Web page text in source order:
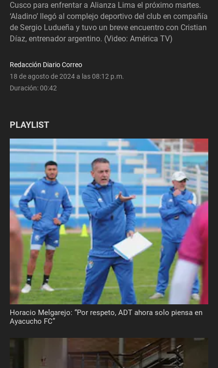
Cusco para enfrentar a Alianza Lima el próximo martes.
‘Aladino’ llegó al complejo deportivo del club en compañía
de Sergio Ludueña y tuvo un breve encuentro con Cristian
Díaz, entrenador argentino. (Video: América TV)
Redacción Diario Correo
18 de agosto de 2024 a las 08:12 p.m.
Duración:00:42
PLAYLIST
Horacio Melgarejo: “Por respeto, ADT ahora solo piensa en
Ayacucho FC”